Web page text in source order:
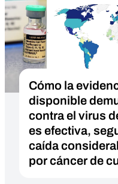
Cómo la
disponible
contra el virus
es efectiva,
caída
por cáncer de